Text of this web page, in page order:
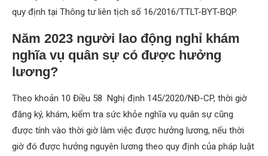
quy định tại Thông tư liên tịch số 16/2016/TTLT-BYT-BQP.
Năm 2023 người lao động nghỉ khám
nghĩa vụ quân sự có được hưởng
lương?
Theo khoản 10 Điều 58 Nghị định 145/2020/NĐ-CP, thời giờ
đăng ký, khám, kiểm tra sức khỏe nghĩa vụ quân sự cũng
được tính vào thời giờ làm việc được hưởng lương, nếu thời
giờ đó được hưởng nguyên lương theo quy định của pháp luật